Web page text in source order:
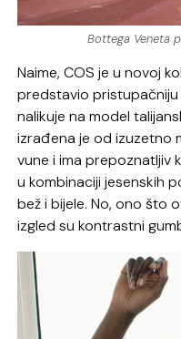
Bottega Veneta
Naime, COS je u novoj
predstavio pristupačniju
nalikuje na model
izrađena je od izuzetno
vune i ima prepoznatljiv
u kombinaciji jesenskih
bež i bijele. No, ono što
izgled su kontrastni